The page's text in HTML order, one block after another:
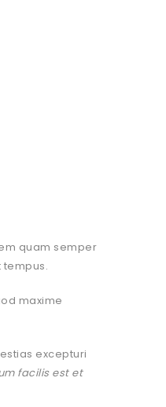
quam semper
maxime
excepturi
facilis est et